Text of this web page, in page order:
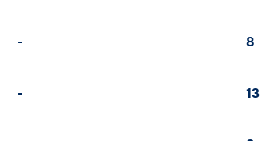
- 8
- 13